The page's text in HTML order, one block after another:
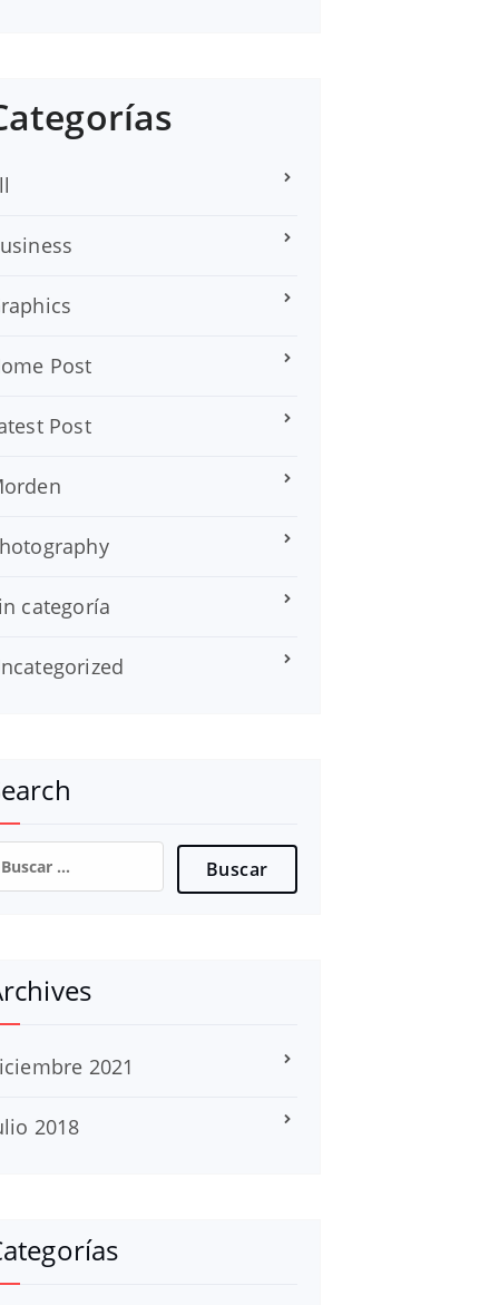
Post
Post
categoría
2021
2018